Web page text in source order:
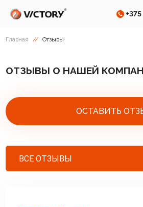
Главная // Отзывы
ОТЗЫВЫ О НАШЕЙ
ОСТАВИТЬ
ВСЕ ОТЗЫВЫ